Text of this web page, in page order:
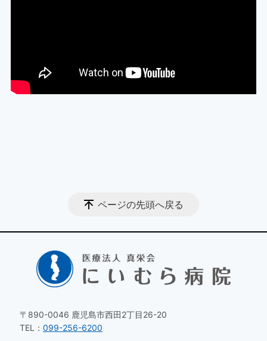
ページの先頭へ戻る
〒890-0046 鹿児島市西田2丁目26-20
TEL： 099-256-6200